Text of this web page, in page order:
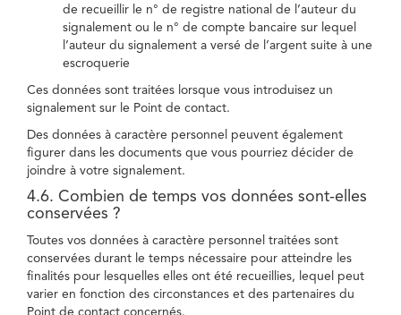
de recueillir le n° de registre national de l’auteur du
signalement ou le n° de compte bancaire sur lequel
l’auteur du signalement a versé de l’argent suite à une
escroquerie
Ces données sont traitées lorsque vous introduisez un
signalement sur le Point de contact.
Des données à caractère personnel peuvent également
figurer dans les documents que vous pourriez décider de
joindre à votre signalement.
4.6. Combien de temps vos données sont-elles
conservées ?
Toutes vos données à caractère personnel traitées sont
conservées durant le temps nécessaire pour atteindre les
finalités pour lesquelles elles ont été recueillies, lequel peut
varier en fonction des circonstances et des partenaires du
Point de contact concernés.